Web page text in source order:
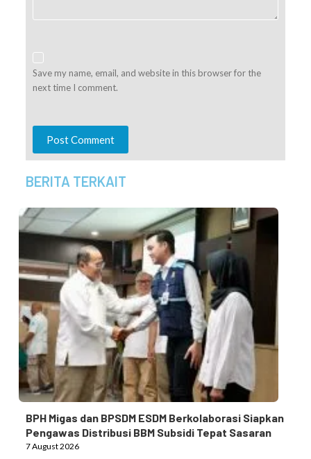
Save my name, email, and website in this browser for the
next time I comment.
Post Comment
BERITA TERKAIT
BPH Migas dan BPSDM ESDM Berkolaborasi Siapkan
Pengawas Distribusi BBM Subsidi Tepat Sasaran
7 August 2026